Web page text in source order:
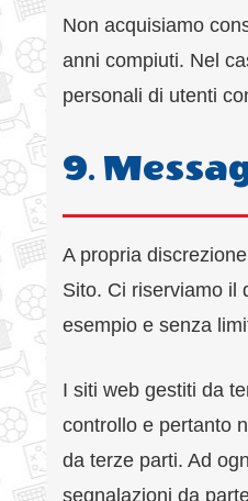
Non acquisiamo
anni compiuti. Nel
personali di utenti
9.
A propria
Sito. Ci riserviamo il
esempio e senza
I siti web gestiti da
controllo e pertanto
da terze parti. Ad
segnalazioni da